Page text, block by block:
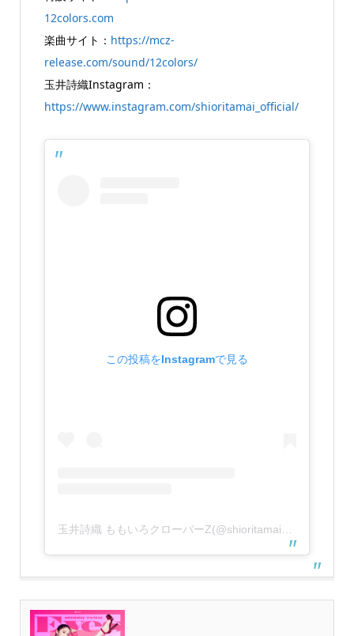
12colors.com
楽曲サイト： https://mcz-
release.com/sound/12colors/
玉井詩織Instagram：
https://www.instagram.com/shioritamai_official/
この投稿をInstagramで見る